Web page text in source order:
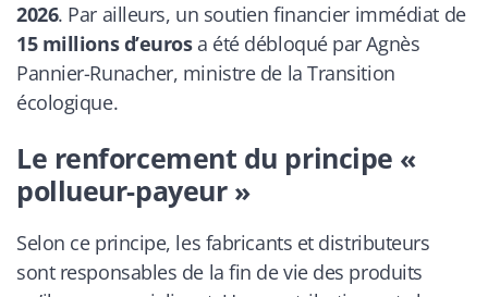
2026. Par ailleurs, un soutien financier immédiat de
15 millions d’eurosa été débloqué par Agnès
Pannier-Runacher, ministre de la Transition
écologique.
Le renforcement du principe «
pollueur-payeur »
Selon ce principe, les fabricants et distributeurs
sont responsables de la fin de vie des produits